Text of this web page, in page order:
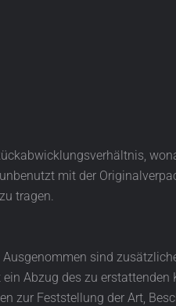
mit der
tragen.
sind
Abzug des zu
zur Feststellung der Art,